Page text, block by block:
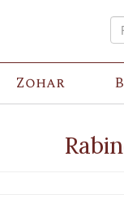
Zohar